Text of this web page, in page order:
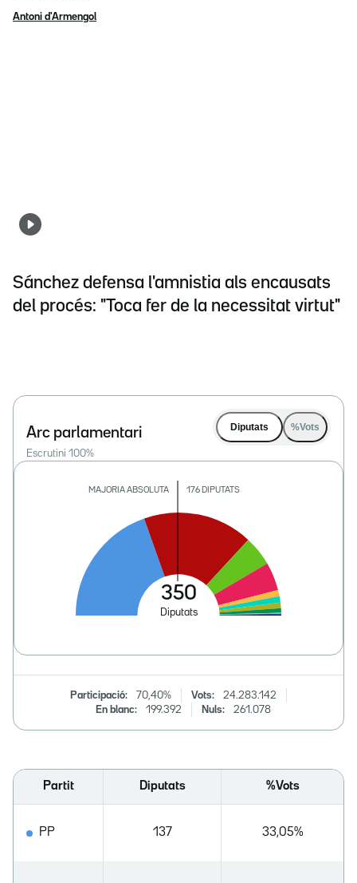
Antoni d'Armengol
Sánchez defensa l'amnistia als encausats
del procés: "Toca fer de la necessitat virtut"
Arc parlamentari
Escrutini 100%
Diputats %Vots
Participació: 70,40% Vots:
24.283.142
En blanc:
199.392 Nuls: 261.078
Partit Diputats %Vots
PP 137 33,05%